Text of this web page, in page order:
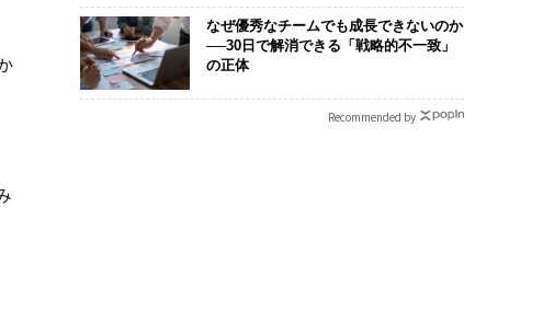
なぜ優秀なチームでも成長できないのか
──30日で解消できる「戦略的不一致」
の正体
Recommended by